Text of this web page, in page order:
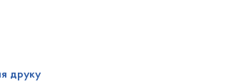
друку